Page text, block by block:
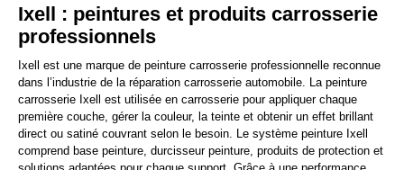
PREPARATION / PEINTURE / FINITION
CONSOMMABLE CARROSSERIE
OUTILLAGE CARROSSERIE
ÉQUIPEMENT ATELIER CARROSSERIE
MARQUES
Ixell : peintures et produits carrosserie
professionnels
Ixell est une marque de peinture carrosserie professionnelle reconnue
dans l’industrie de la réparation carrosserie automobile. La peinture
carrosserie Ixell est utilisée en carrosserie pour appliquer chaque
première couche, gérer la couleur, la teinte et obtenir un effet brillant
direct ou satiné couvrant selon le besoin. Le système peinture Ixell
comprend base peinture, durcisseur peinture, produits de protection et